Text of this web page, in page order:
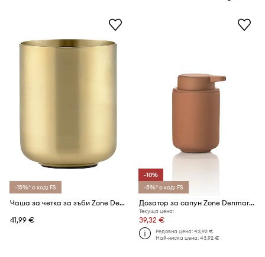
-15%* с код: FS
Чаша за четка за зъби Zone Denmark Ume 10,3 x 8,3 cm
41,99 €
-10%
-5%* с код: FS
Дозатор за сапун Zone Denmark Ume 250 ml
Текуща цена:
39,32 €
Редовна цена:43,92 €
Най-ниска цена:43,92 €